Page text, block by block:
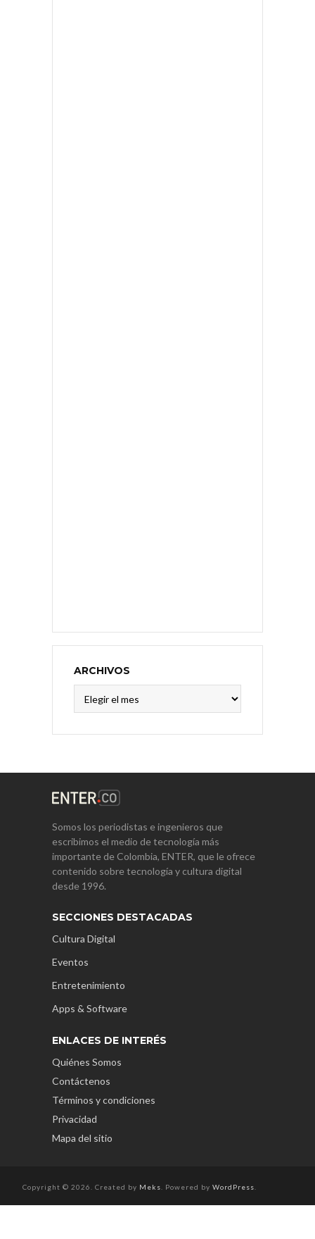
ARCHIVOS
Somos los periodistas e ingenieros que
escribimos el medio de tecnología más
importante de Colombia, ENTER, que le ofrece
contenido sobre tecnología y cultura digital
desde 1996.
SECCIONES DESTACADAS
Cultura Digital
Eventos
Entretenimiento
Apps & Software
ENLACES DE INTERÉS
Quiénes Somos
Contáctenos
Términos y condiciones
Privacidad
Mapa del sitio
Copyright © 2026. Created by Meks . Powered by WordPress